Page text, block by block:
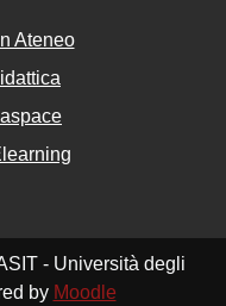
Ateneo
- Università degli
by Moodle